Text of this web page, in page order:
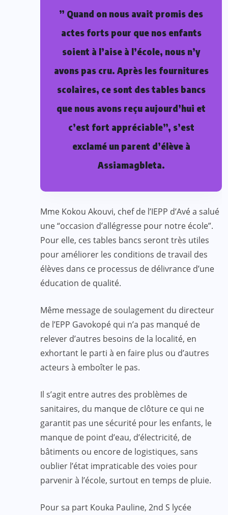
” Quand on nous avait promis des
actes forts pour que nos enfants
soient à l’aise à l’école, nous n’y
avons pas cru. Après les fournitures
scolaires, ce sont des tables bancs
que nous avons reçu aujourd’hui et
c’est fort appréciable”, s’est
exclamé un parent d’élève à
Assiamagbleta.
Mme Kokou Akouvi, chef de l’IEPP d’Avé a salué
une “occasion d’allégresse pour notre école”.
Pour elle, ces tables bancs seront très utiles
pour améliorer les conditions de travail des
élèves dans ce processus de délivrance d’une
éducation de qualité.
Même message de soulagement du directeur
de l’EPP Gavokopé qui n’a pas manqué de
relever d’autres besoins de la localité, en
exhortant le parti à en faire plus ou d’autres
acteurs à emboîter le pas.
Il s’agit entre autres des problèmes de
sanitaires, du manque de clôture ce qui ne
garantit pas une sécurité pour les enfants, le
manque de point d’eau, d’électricité, de
bâtiments ou encore de logistiques, sans
oublier l’état impraticable des voies pour
parvenir à l’école, surtout en temps de pluie.
Pour sa part Kouka Pauline, 2nd S lycée